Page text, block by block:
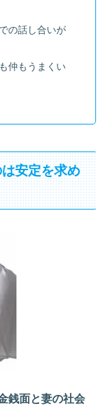
の話し合いが
仲もうまくい
安定を求め
銭面と妻の社会